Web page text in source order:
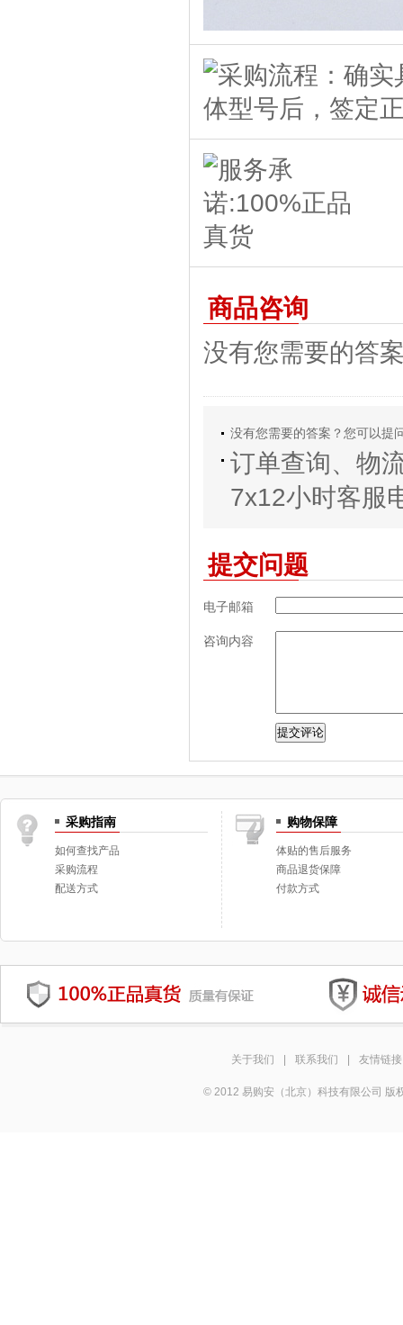
商品咨询
没有您需要的答
没有您需要的答案？您可以提
订单查询、物
7x12小时客服
提交问题
电子邮箱
咨询内容
采购指南
如何查找产品
采购流程
配送方式
购物保障
体贴的售后服务
商品退货保障
付款方式
关于我们 联系我们 友情链接
© 2012 易购安（北京）科技有限公司 版